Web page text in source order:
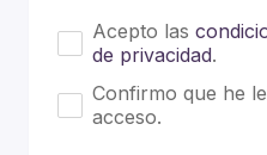
Acepto las
de privacidad.
Confirmo que he
acceso.